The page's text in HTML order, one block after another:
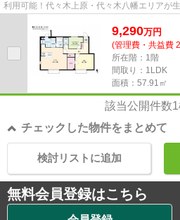
利用可能！代々木上原・代々木八幡エリア
9,290万円
(管理費・共益費
所在階：1階
間取り：1LDK
面積：57.91㎡
該当公開件数1
チェックした物件をまとめて
検討リストに追加
無料会員登録はこちら